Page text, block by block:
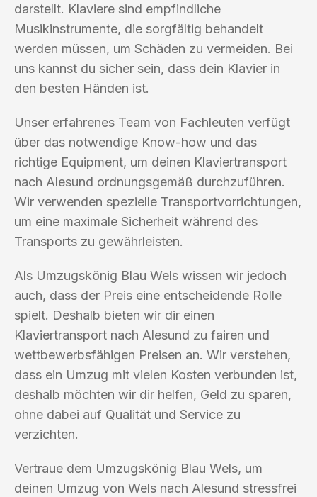
darstellt. Klaviere sind empfindliche
Musikinstrumente, die sorgfältig behandelt
werden müssen, um Schäden zu vermeiden. Bei
uns kannst du sicher sein, dass dein Klavier in
den besten Händen ist.
Unser erfahrenes Team von Fachleuten verfügt
über das notwendige Know-how und das
richtige Equipment, um deinen Klaviertransport
nach Alesund ordnungsgemäß durchzuführen.
Wir verwenden spezielle Transportvorrichtungen,
um eine maximale Sicherheit während des
Transports zu gewährleisten.
Als Umzugskönig Blau Wels wissen wir jedoch
auch, dass der Preis eine entscheidende Rolle
spielt. Deshalb bieten wir dir einen
Klaviertransport nach Alesund zu fairen und
wettbewerbsfähigen Preisen an. Wir verstehen,
dass ein Umzug mit vielen Kosten verbunden ist,
deshalb möchten wir dir helfen, Geld zu sparen,
ohne dabei auf Qualität und Service zu
verzichten.
Vertraue dem Umzugskönig Blau Wels, um
deinen Umzug von Wels nach Alesund stressfrei